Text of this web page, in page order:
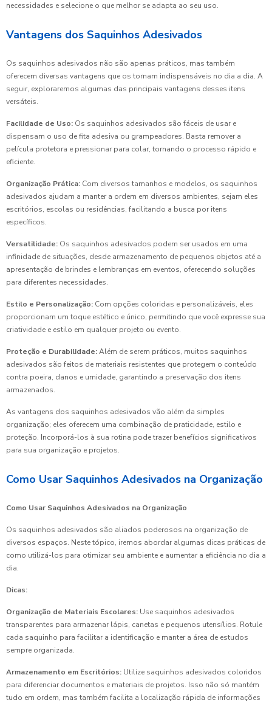
necessidades e selecione o que melhor se adapta ao seu uso.
Vantagens dos Saquinhos Adesivados
Os saquinhos adesivados não são apenas práticos, mas também
oferecem diversas vantagens que os tornam indispensáveis no dia a dia. A
seguir, exploraremos algumas das principais vantagens desses itens
versáteis.
Facilidade de Uso: Os saquinhos adesivados são fáceis de usar e
dispensam o uso de fita adesiva ou grampeadores. Basta remover a
película protetora e pressionar para colar, tornando o processo rápido e
eficiente.
Organização Prática: Com diversos tamanhos e modelos, os saquinhos
adesivados ajudam a manter a ordem em diversos ambientes, sejam eles
escritórios, escolas ou residências, facilitando a busca por itens
específicos.
Versatilidade: Os saquinhos adesivados podem ser usados em uma
infinidade de situações, desde armazenamento de pequenos objetos até a
apresentação de brindes e lembranças em eventos, oferecendo soluções
para diferentes necessidades.
Estilo e Personalização: Com opções coloridas e personalizáveis, eles
proporcionam um toque estético e único, permitindo que você expresse sua
criatividade e estilo em qualquer projeto ou evento.
Proteção e Durabilidade:Além de serem práticos, muitos saquinhos
adesivados são feitos de materiais resistentes que protegem o conteúdo
contra poeira, danos e umidade, garantindo a preservação dos itens
armazenados.
As vantagens dos saquinhos adesivados vão além da simples
organização; eles oferecem uma combinação de praticidade, estilo e
proteção. Incorporá-los à sua rotina pode trazer benefícios significativos
para sua organização e projetos.
Como Usar Saquinhos Adesivados na Organização
Como Usar Saquinhos Adesivados na Organização
Os saquinhos adesivados são aliados poderosos na organização de
diversos espaços. Neste tópico, iremos abordar algumas dicas práticas de
como utilizá-los para otimizar seu ambiente e aumentar a eficiência no dia a
dia.
Dicas:
Organização de Materiais Escolares: Use saquinhos adesivados
transparentes para armazenar lápis, canetas e pequenos utensílios. Rotule
cada saquinho para facilitar a identificação e manter a área de estudos
sempre organizada.
Armazenamento em Escritórios: Utilize saquinhos adesivados coloridos
para diferenciar documentos e materiais de projetos. Isso não só mantém
tudo em ordem, mas também facilita a localização rápida de informações